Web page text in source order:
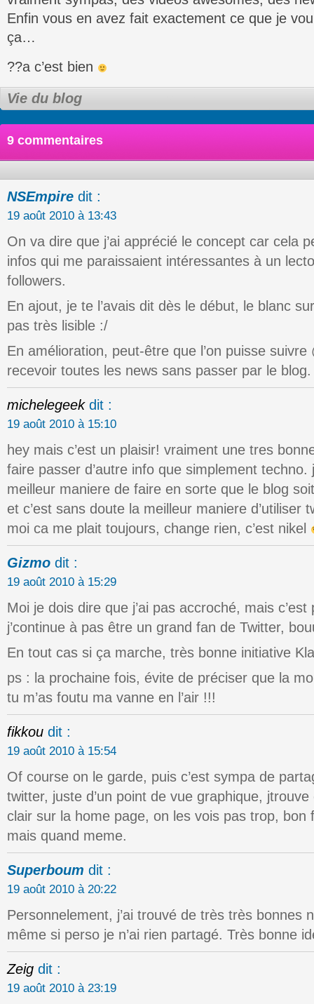
Enfin vous en avez fait exactement ce que je
ça…
??a c’est bien
Vie du blog
9 commentaires
NSEmpire dit :
19 août 2010 à 13:43
On va dire que j’ai apprécié le concept car cela
infos qui me paraissaient intéressantes à un
followers.
En ajout, je te l’avais dit dès le début, le blanc
pas très lisible :/
En amélioration, peut-être que l’on puisse suivre
recevoir toutes les news sans passer par le blog.
michelegeek dit :
19 août 2010 à 15:10
hey mais c’est un plaisir! vraiment une tres
faire passer d’autre info que simplement techno.
meilleur maniere de faire en sorte que le blog
et c’est sans doute la meilleur maniere d’utiliser
moi ca me plait toujours, change rien, c’est nikel
Gizmo dit :
19 août 2010 à 15:29
Moi je dois dire que j’ai pas accroché, mais
j’continue à pas être un grand fan de Twitter,
En tout cas si ça marche, très bonne initiative
ps : la prochaine fois, évite de préciser que la
tu m’as foutu ma vanne en l’air !!!
fikkou dit :
19 août 2010 à 15:54
Of course on le garde, puis c’est sympa de
twitter, juste d’un point de vue graphique,
clair sur la home page, on les vois pas trop, bon
mais quand meme.
Superboum dit :
19 août 2010 à 20:22
Personnelement, j’ai trouvé de très très bonnes
même si perso je n’ai rien partagé. Très bonne
Zeig dit :
19 août 2010 à 23:19